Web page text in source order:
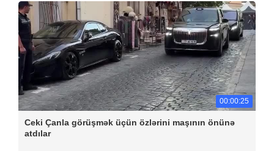
00:00:25
Ceki Çanla görüşmək üçün özlərini maşının önünə
atdılar